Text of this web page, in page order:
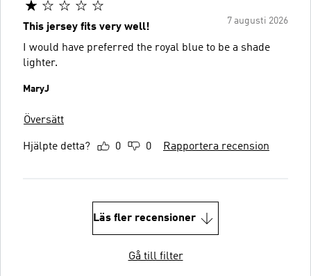
7 augusti 2026
This jersey fits very well!
I would have preferred the royal blue to be a shade
lighter.
MaryJ
Översätt
Hjälpte detta? 0 0 Rapportera recension
Läs fler recensioner
Gå till filter